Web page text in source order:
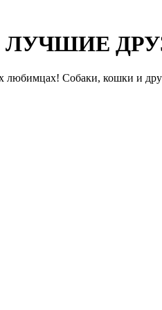
Собаки, кошки и